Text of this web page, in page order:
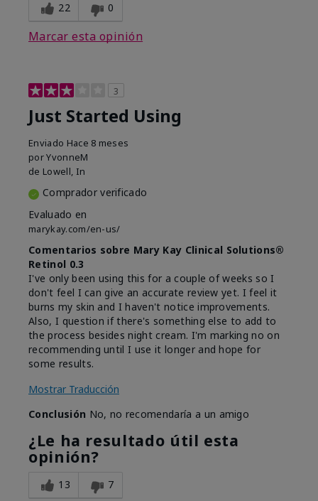
22 0
Marcar esta opinión
3
Just Started Using
Enviado Hace 8 meses
porYvonneM
de Lowell, In
Comprador verificado
Evaluado en
marykay.com/en-us/
Comentarios sobre Mary Kay Clinical Solutions®
Retinol 0.3
I've only been using this for a couple of weeks so I
don't feel I can give an accurate review yet. I feel it
burns my skin and I haven't notice improvements.
Also, I question if there's something else to add to
the process besides night cream. I'm marking no on
recommending until I use it longer and hope for
some results.
Mostrar Traducción
Conclusión No, no recomendaría a un amigo
¿Le ha resultado útil esta
opinión?
13 7